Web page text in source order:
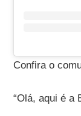
Confira o
“Olá, aqui é a